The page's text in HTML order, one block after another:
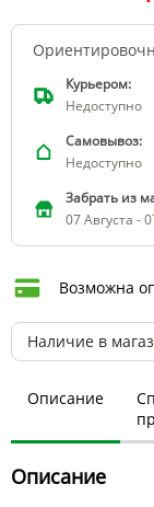
Курьером:
Недоступно
Самовывоз:
Недоступно
Забрать из
07 Августа -
Возможна
Наличие в
Описание
Описание